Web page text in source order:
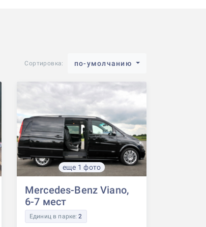
Сортировка: по-умолчанию
еще 1 фото
Mercedes-Benz Viano,
6-7 мест
Единиц в парке:2